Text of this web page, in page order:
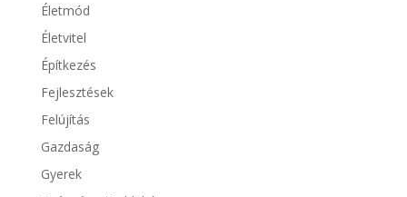
Életmód
Életvitel
Építkezés
Fejlesztések
Felújítás
Gazdaság
Gyerek